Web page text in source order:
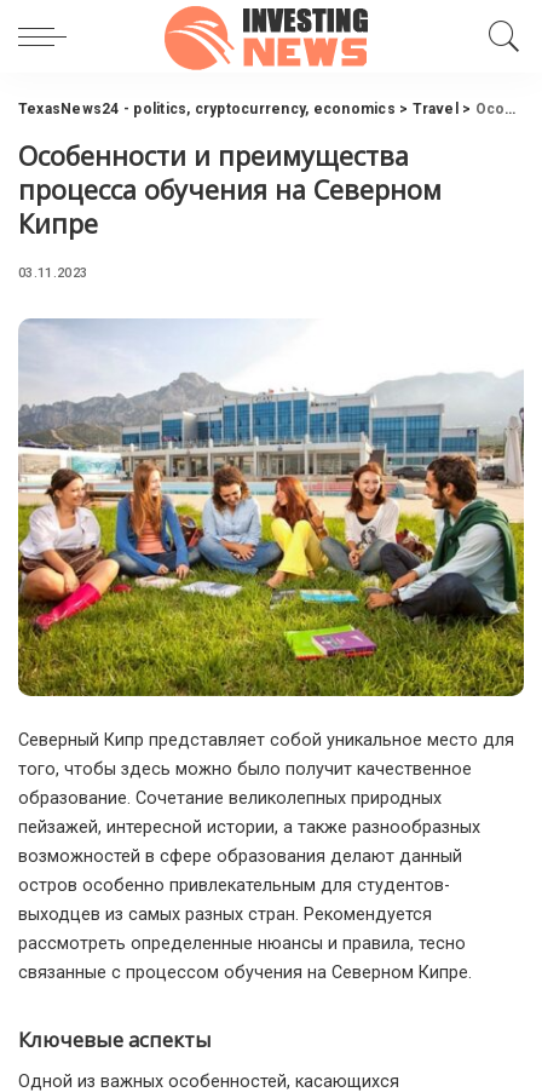
TexasNews24 - politics, cryptocurrency, economics > Travel > Особенности и преимущества процесса обучения на Северном Кипре
Особенности и преимущества
процесса обучения на Северном
Кипре
03.11.2023
Северный Кипр представляет собой уникальное место для
того, чтобы здесь можно было получит качественное
образование. Сочетание великолепных природных
пейзажей, интересной истории, а также разнообразных
возможностей в сфере образования делают данный
остров особенно привлекательным для студентов-
выходцев из самых разных стран. Рекомендуется
рассмотреть определенные нюансы и правила, тесно
связанные с процессом обучения на Северном Кипре.
Ключевые аспекты
Одной из важных особенностей, касающихся